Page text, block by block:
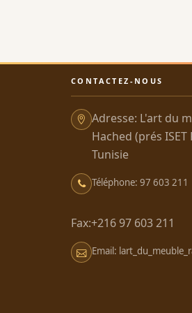
CONTACTEZ-NOUS
Adresse: L'art du
Hached (prés
Tunisie
Téléphone: 97 603 211
Fax:+216 97 603 211
Email: